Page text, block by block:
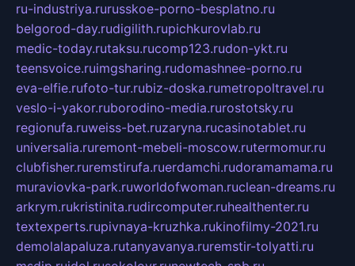
ru-industriya.rurusskoe-porno-besplatno.ru
belgorod-day.rudigilith.rupichkurovlab.ru
medic-today.rutaksu.rucomp123.rudon-ykt.ru
teensvoice.ruimgsharing.rudomashnee-porno.ru
eva-elfie.rufoto-tur.rubiz-doska.rumetropoltravel.ru
veslo-i-yakor.ruborodino-media.rurostotsky.ru
regionufa.ruweiss-bet.ruzaryna.rucasinotablet.ru
universalia.ruremont-mebeli-moscow.rutermomur.ru
clubfisher.ruremstirufa.ruerdamchi.rudoramamama.ru
muraviovka-park.ruworldofwoman.ruclean-dreams.ru
arkrym.rukristinita.rudircomputer.ruhealthenter.ru
textexperts.rupivnaya-kruzhka.rukinofilmy-2021.ru
demolalapaluza.rutanyavanya.ruremstir-tolyatti.ru